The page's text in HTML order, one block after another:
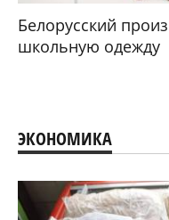
Белорусский
школьную одежду
ЭКОНОМИКА